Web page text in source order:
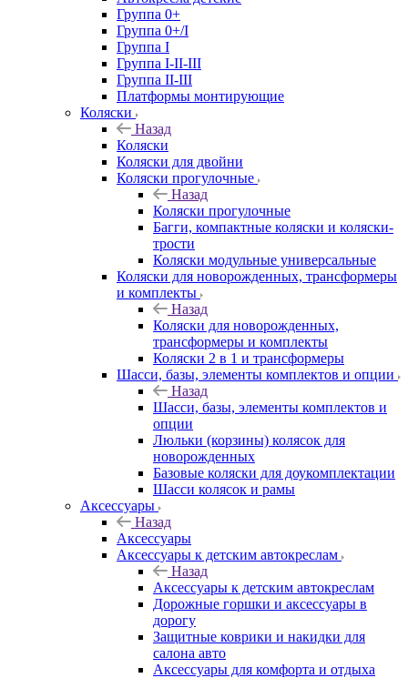
Группа 0+
Группа 0+/I
Группа I
Группа I-II-III
Группа II-III
Платформы монтирующие
Коляски
Назад
Коляски
Коляски для двойни
Коляски прогулочные
Назад
Коляски прогулочные
Багги, компактные коляски и коляски-
трости
Коляски модульные универсальные
Коляски для новорожденных, трансформеры
и комплекты
Назад
Коляски для новорожденных,
трансформеры и комплекты
Коляски 2 в 1 и трансформеры
Шасси, базы, элементы комплектов и опции
Назад
Шасси, базы, элементы комплектов и
опции
Люльки (корзины) колясок для
новорожденных
Базовые коляски для доукомплектации
Шасси колясок и рамы
Аксессуары
Назад
Аксессуары
Аксессуары к детским автокреслам
Назад
Аксессуары к детским автокреслам
Дорожные горшки и аксессуары в
дорогу
Защитные коврики и накидки для
салона авто
Аксессуары для комфорта и отдыха